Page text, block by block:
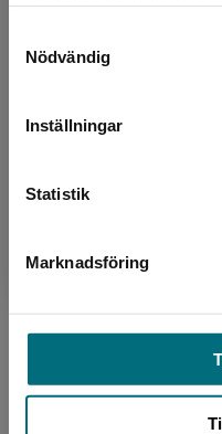
Nödvändig
Inställningar
Statistik
Marknadsföring
Sverige. För att
och har under